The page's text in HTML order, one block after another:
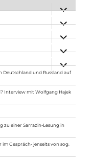
anzeigen
anzeigen
anzeigen
anzeigen
anzeigen
Deutschland und Russland auf
Interview mit Wolfgang Hajek
zu einer Sarrazin-Lesung in
im Gespräch- jenseits von sog.